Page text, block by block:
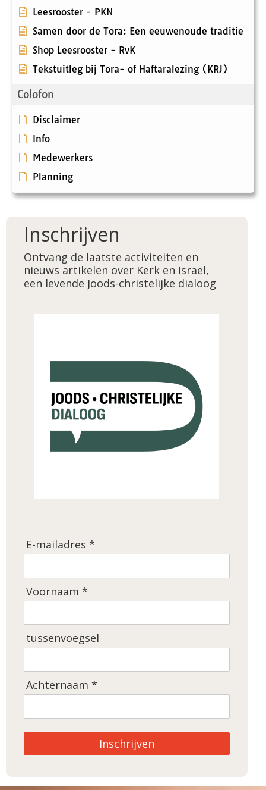
Leesrooster - PKN
Samen door de Tora: Een eeuwenoude traditie
Shop Leesrooster - RvK
Tekstuitleg bij Tora- of Haftaralezing (KRJ)
Colofon
Disclaimer
Info
Medewerkers
Planning
Inschrijven
Ontvang de laatste activiteiten en
nieuws artikelen over Kerk en Israël,
een levende Joods-christelijke dialoog
E-mailadres *
Voornaam *
tussenvoegsel
Achternaam *
Inschrijven